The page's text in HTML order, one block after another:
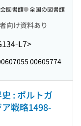
向け資料あり
L7>
図書館 全国の図書館
00605774
: ポルトガ
戦略1498-